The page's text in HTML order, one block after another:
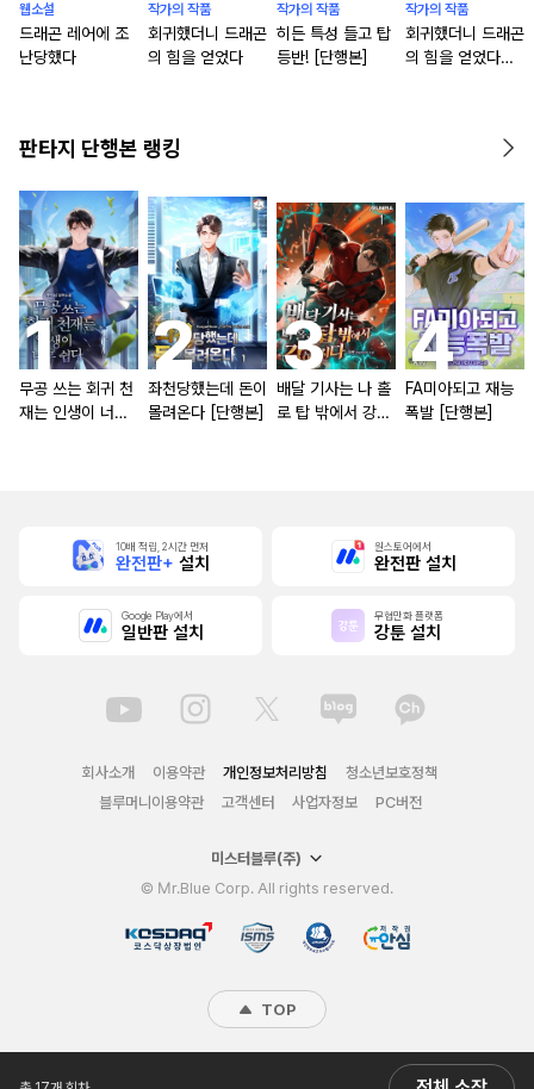
웹소설
드래곤 레어에 조
난당했다
작가의 작품
회귀했더니 드래곤
의 힘을 얻었다
작가의 작품
히든 특성 들고 탑
등반! [단행본]
작가의 작품
회귀했더니 드래곤
의 힘을 얻었다
판타지 단행본 랭킹
무공 쓰는 회귀 천
재는 인생이 너무
좌천당했는데 돈이
몰려온다 [단행본]
배달 기사는 나 홀
로 탑 밖에서 강해
FA미아되고 재능
폭발 [단행본]
10배 적립, 2시간 먼저
완전판+ 설치
원스토어에서
완전판 설치
Google Play에서
일반판 설치
무협만화 플랫폼
강툰 설치
회사소개 이용약관 개인정보처리방침
청소년보호정책
블루머니이용약관
고객센터 사업자정보 PC버전
미스터블루(주)
© Mr.Blue Corp. All rights reserved.
TOP